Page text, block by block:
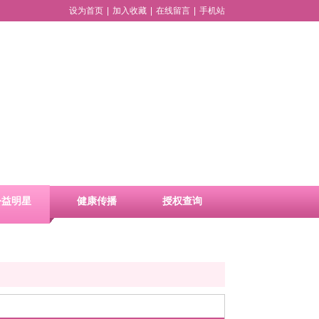
设为首页 加入收藏 在线留言 手机站
明星 健康传播 授权查询